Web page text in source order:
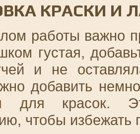
КРАСКИ И
работы важно
густая,
и не
добавить
для красок.
чтобы избежать